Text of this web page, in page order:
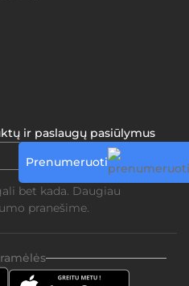
ir paslaugų pasiūlymus
Prenumeruoti
bet kada. Daugiau
pranešime.